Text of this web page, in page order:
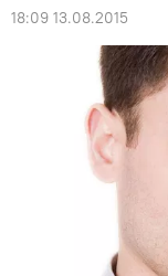
18:09 13.08.2015